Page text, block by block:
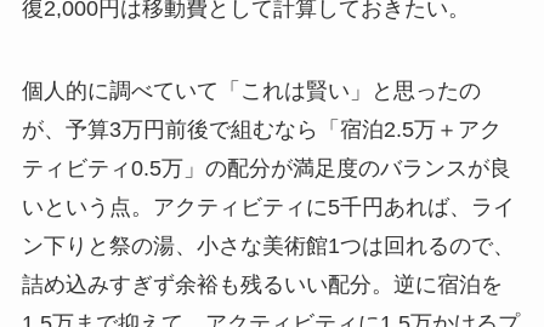
復2,000円は移動費として計算しておきたい。
個人的に調べていて「これは賢い」と思ったの
が、予算3万円前後で組むなら「宿泊2.5万＋アク
ティビティ0.5万」の配分が満足度のバランスが良
いという点。アクティビティに5千円あれば、ライ
ン下りと祭の湯、小さな美術館1つは回れるので、
詰め込みすぎず余裕も残るいい配分。逆に宿泊を